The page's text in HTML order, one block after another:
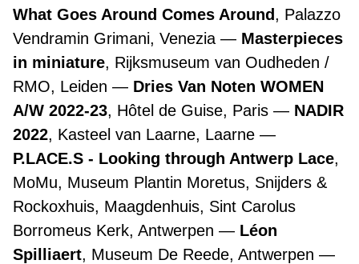
What Goes Around Comes Around, Palazzo
Vendramin Grimani, Venezia
Masterpieces
in miniature, Rijksmuseum van Oudheden /
RMO, Leiden
Dries Van Noten WOMEN
A/W 2022-23, Hôtel de Guise, Paris
NADIR
2022, Kasteel van Laarne, Laarne
P.LACE.S - Looking through Antwerp Lace,
MoMu, Museum Plantin Moretus, Snijders &
Rockoxhuis, Maagdenhuis, Sint Carolus
Borromeus Kerk, Antwerpen
Léon
Spilliaert, Museum De Reede, Antwerpen